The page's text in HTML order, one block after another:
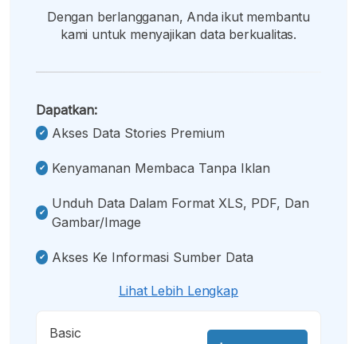
Dengan berlangganan, Anda ikut membantu
kami untuk menyajikan data berkualitas.
Dapatkan:
Akses Data Stories Premium
Kenyamanan Membaca Tanpa Iklan
Unduh Data Dalam Format XLS, PDF, Dan
Gambar/image
Akses Ke Informasi Sumber Data
Lihat Lebih Lengkap
Basic